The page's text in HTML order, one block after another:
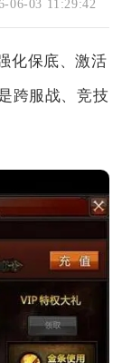
06-03 11:29:42
化保底、激活
跨服战、竞技